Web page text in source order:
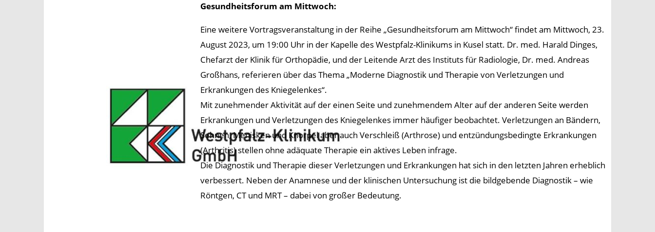
Gesundheitsforum am Mittwoch:
Eine weitere Vortragsveranstaltung in der Reihe „Gesundheitsforum am Mittwoch“ findet am Mittwoch, 23.
August 2023, um 19:00 Uhr in der Kapelle des Westpfalz-Klinikums in Kusel statt. Dr. med. Harald Dinges,
Chefarzt der Klinik für Orthopädie, und der Leitende Arzt des Instituts für Radiologie, Dr. med. Andreas
Großhans, referieren über das Thema „Moderne Diagnostik und Therapie von Verletzungen und
Erkrankungen des Kniegelenkes“.
Mit zunehmender Aktivität auf der einen Seite und zunehmendem Alter auf der anderen Seite werden
Erkrankungen und Verletzungen des Kniegelenkes immer häufiger beobachtet. Verletzungen an Bändern,
Sehnen, Menisken und Knorpel aber auch Verschleiß (Arthrose) und entzündungsbedingte Erkrankungen
(Arthritis) stellen ohne adäquate Therapie ein aktives Leben infrage.
Die Diagnostik und Therapie dieser Verletzungen und Erkrankungen hat sich in den letzten Jahren erheblich
verbessert. Neben der Anamnese und der klinischen Untersuchung ist die bildgebende Diagnostik – wie
Röntgen, CT und MRT – dabei von großer Bedeutung.